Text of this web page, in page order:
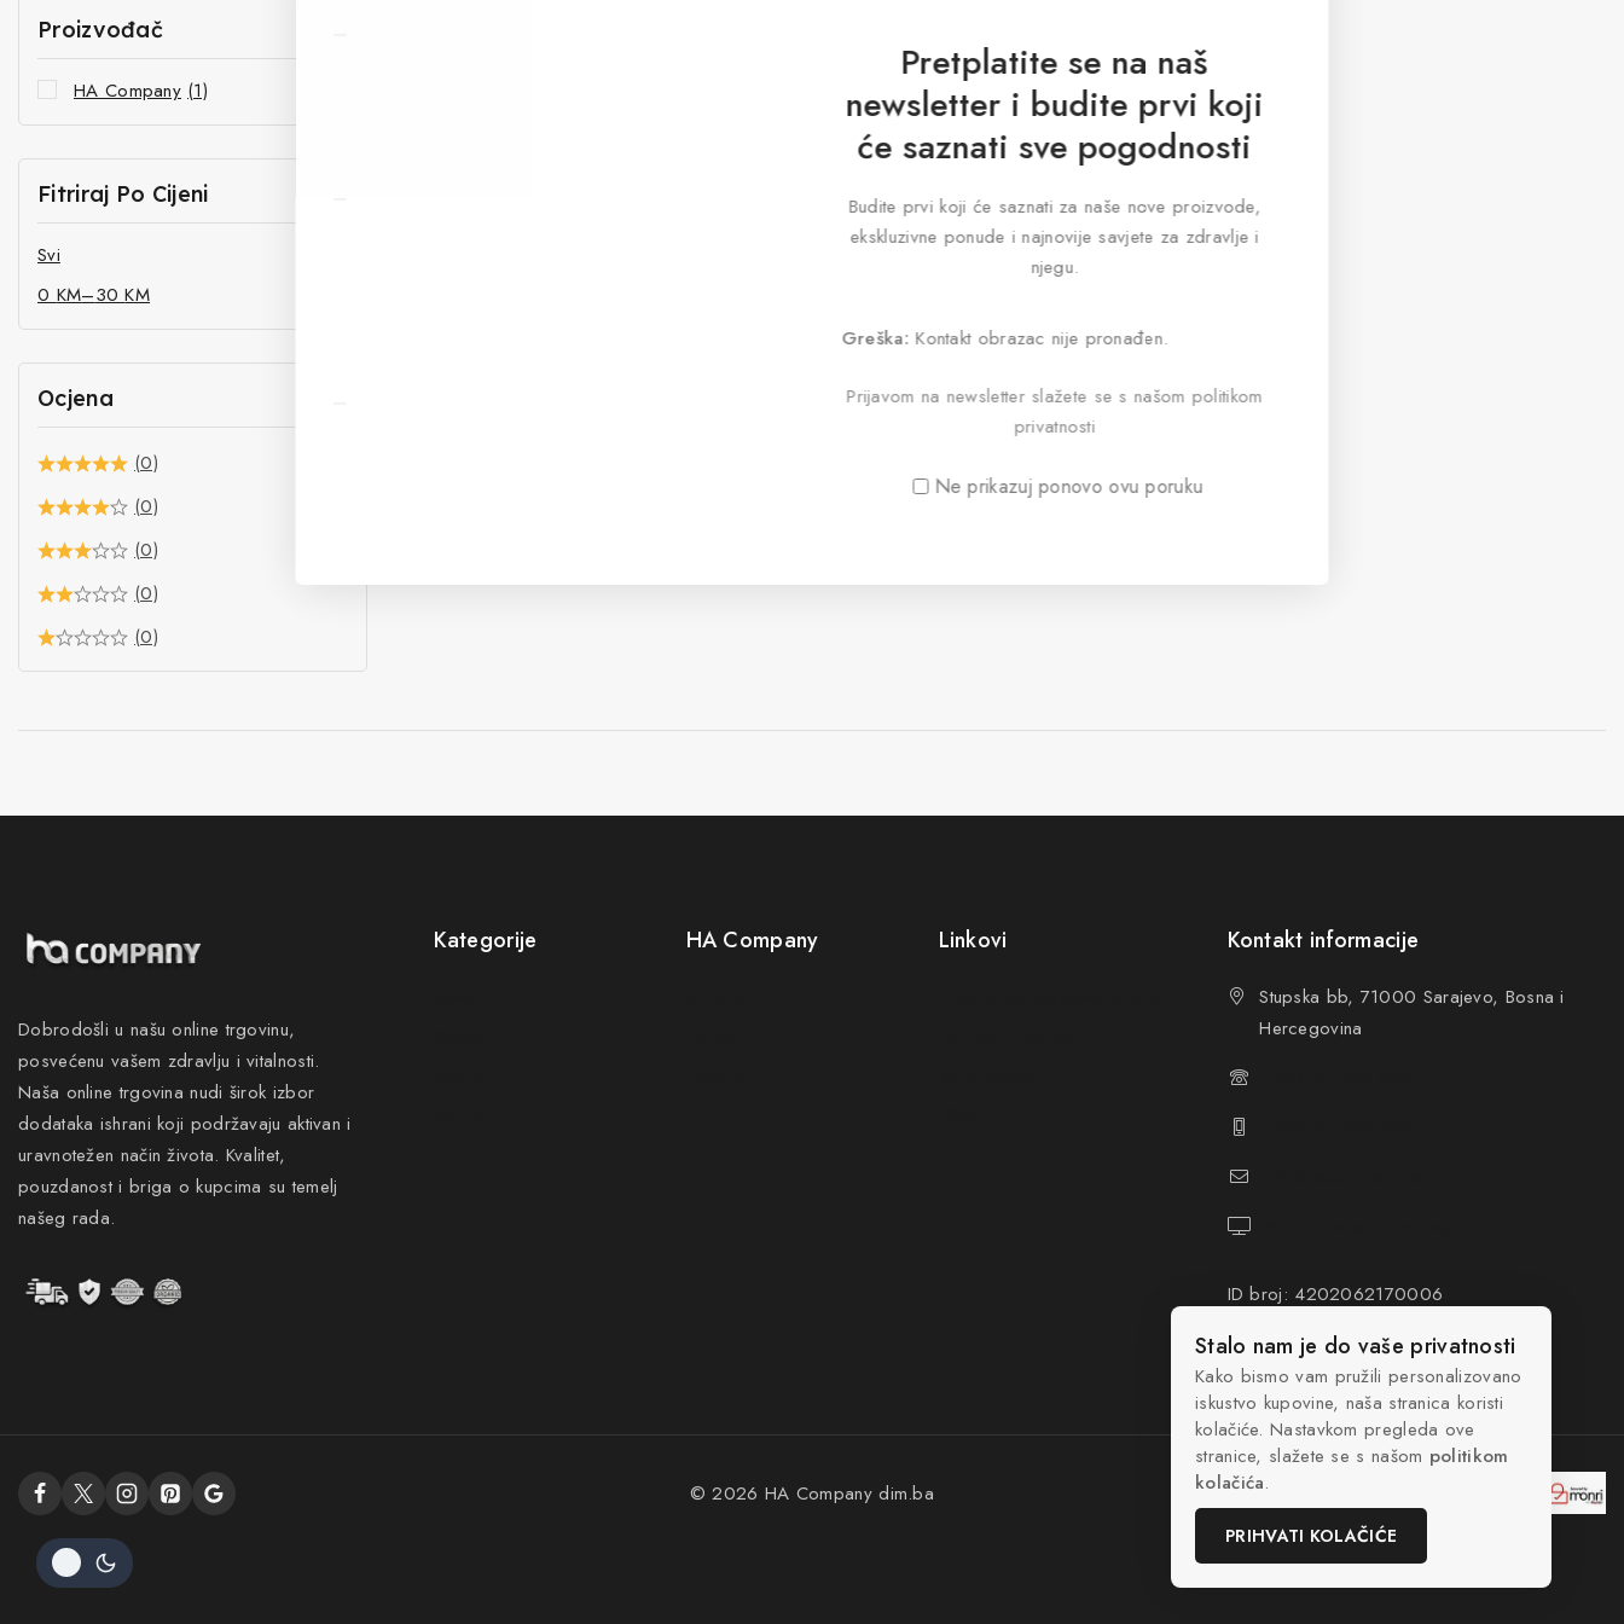
Proizvođač
HA Company (1)
Fitriraj Po Cijeni
Svi
0 KM–30KM
Ocjena
(0)
(0)
(0)
(0)
(0)
Dobrodošli u našu online trgovinu,
posvećenu vašem zdravlju i vitalnosti.
Naša online trgovina nudi širok izbor
dodataka ishrani koji podržavaju aktivan i
uravnotežen način života. Kvalitet,
pouzdanost i briga o kupcima su temelj
našeg rada.
Kategorije HA Company Linkovi Kontakt informacije
Stupska bb, 71000 Sarajevo, Bosna i
Hercegovina
ID broj: 4202062170006
PDV broj: 202062170006
© 2026 HA Companydim.ba
Pretplatite se na naš
newsletter i budite prvi koji
će saznati sve pogodnosti
Budite prvi koji će saznati za naše nove proizvode,
ekskluzivne ponude i najnovije savjete za zdravlje i
njegu.
Greška: Kontakt obrazac nije pronađen.
Prijavom na newsletter slažete se s našom politikom
privatnosti
Ne prikazuj ponovo ovu poruku
Stalo nam je do vaše privatnosti
Kako bismo vam pružili personalizovano
iskustvo kupovine, naša stranica koristi
kolačiće. Nastavkom pregleda ove
stranice, slažete se s našom politikom
kolačića.
PRIHVATI KOLAČIĆE